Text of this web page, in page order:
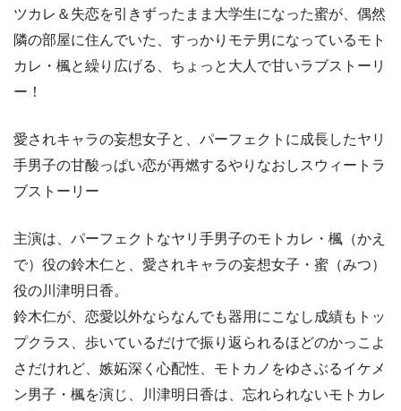
ツカレ＆失恋を引きずったまま大学生になった蜜が、偶然
隣の部屋に住んでいた、すっかりモテ男になっているモト
カレ・楓と繰り広げる、ちょっと大人で甘いラブストーリ
ー！
愛されキャラの妄想女子と、パーフェクトに成長したヤリ
手男子の甘酸っぱい恋が再燃するやりなおしスウィートラ
ブストーリー
主演は、パーフェクトなヤリ手男子のモトカレ・楓（かえ
で）役の鈴木仁と、愛されキャラの妄想女子・蜜（みつ）
役の川津明日香。
鈴木仁が、恋愛以外ならなんでも器用にこなし成績もトッ
プクラス、歩いているだけで振り返られるほどのかっこよ
さだけれど、嫉妬深く心配性、モトカノをゆさぶるイケメ
ン男子・楓を演じ、川津明日香は、忘れられないモトカレ